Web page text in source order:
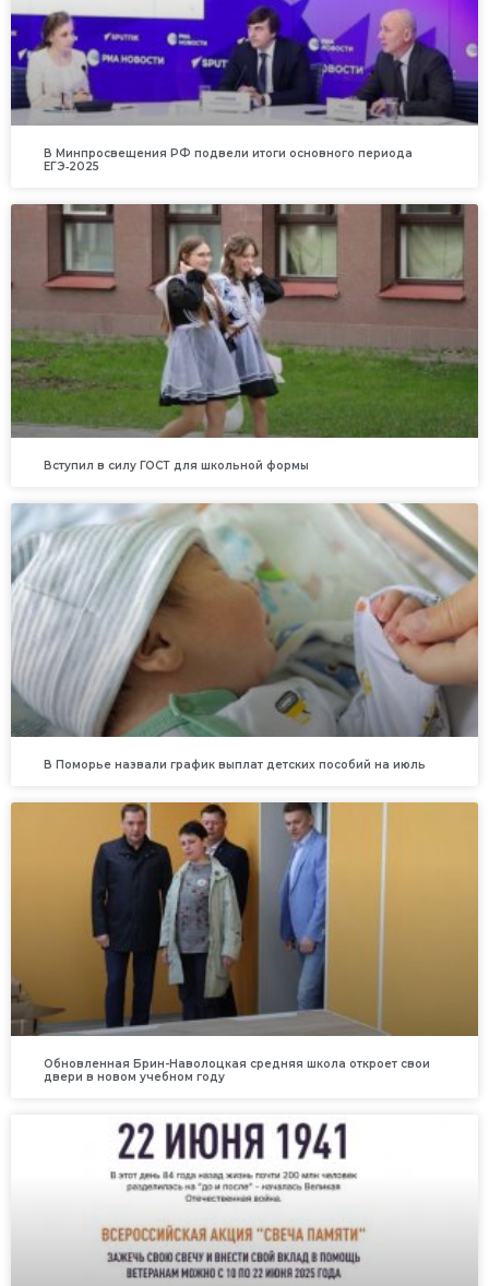
В Минпросвещения РФ подвели итоги основного периода
ЕГЭ‑2025
Вступил в силу ГОСТ для школьной формы
В Поморье назвали график выплат детских пособий на июль
Обновленная Брин-Наволоцкая средняя школа откроет свои
двери в новом учебном году